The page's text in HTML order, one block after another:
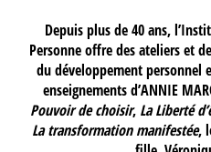
Depuis plus de 40 ans,
Personne offre des ateliers et
du développement personnel
enseignements d’ANNIE
Pouvoir de choisir, La Liberté
La transformation manifestée,